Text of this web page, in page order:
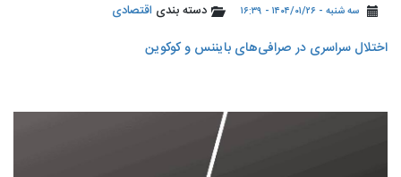
سه شنبه - ۱۴۰۴/۰۱/۲۶ - ۱۶:۳۹ دسته بندی اقتصادی
اختلال سراسری در صرافی‌های بایننس و کوکوین